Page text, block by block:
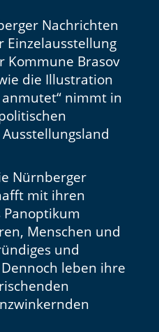
Nachrichten
Einzelausstellung
Kommune Brasov
die Illustration
nimmt in
Nürnberger
mit ihren
Menschen und
und
leben ihre